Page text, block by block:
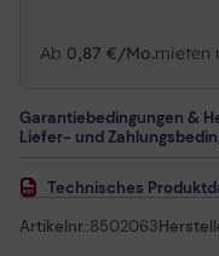
Ab 0,87 €/Mo.mieten
Garantiebedingungen &
Liefer- und
Technisches
Artikelnr.:8502063